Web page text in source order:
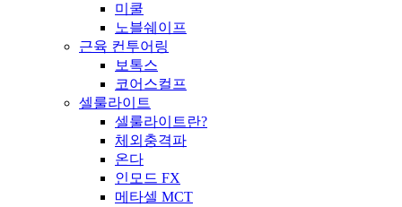
미쿨
노블쉐이프
근육 컨투어링
보톡스
코어스컬프
셀룰라이트
셀룰라이트란?
체외충격파
온다
인모드 FX
메타셀 MCT